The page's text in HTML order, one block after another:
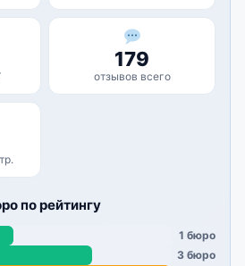
179
отзывов всего
по рейтингу
1 бюро
3 бюро